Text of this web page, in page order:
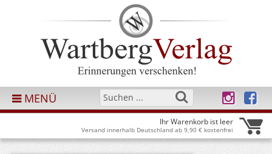
MENÜ
Ihr Warenkorb ist leer
Versand innerhalb Deutschland ab 9,90 € kostenfrei